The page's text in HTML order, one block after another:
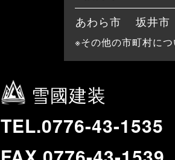
あわら市 坂井市
※その他の市町村につ
雪國建装
TEL.0776-43-1535